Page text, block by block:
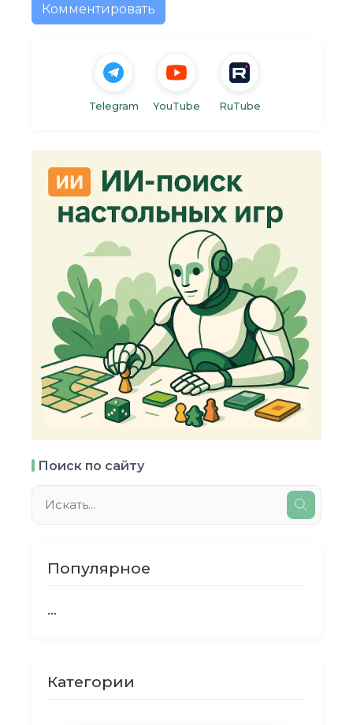
Комментировать
Telegram YouTube RuTube
Поиск по сайту
Популярное
...
Категории